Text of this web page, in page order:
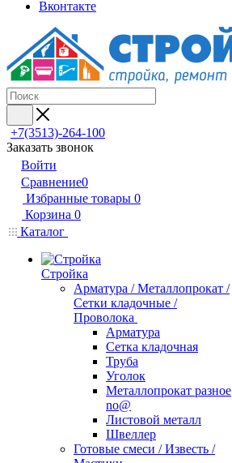
Вконтакте
+7(3513)-264-100
Заказать звонок
Войти
Сравнение0
Избранные товары 0
Корзина 0
Каталог
Стройка
Арматура / Металлопрокат /
Сетки кладочные /
Проволока
Арматура
Сетка кладочная
Труба
Уголок
Металлопрокат разное
no@
Листовой металл
Швеллер
Готовые смеси / Известь /